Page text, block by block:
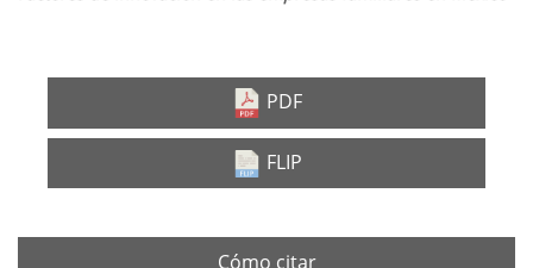
Barra
del
artículo
PDF
FLIP
Cómo citar